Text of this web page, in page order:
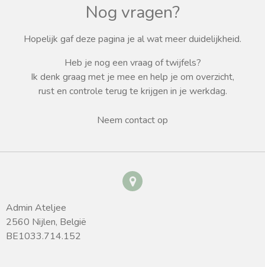
Nog vragen?
Hopelijk gaf deze pagina je al wat meer duidelijkheid.
Heb je nog een vraag of twijfels?
Ik denk graag met je mee en help je om overzicht,
rust en controle terug te krijgen in je werkdag.
Neem contact op
Admin Ateljee
2560 Nijlen, België
BE1033.714.152